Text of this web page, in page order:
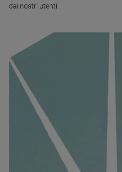
dai nostri utenti.